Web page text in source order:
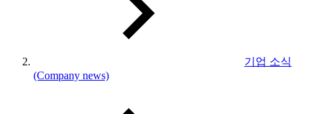
기업 소식
(Company news)